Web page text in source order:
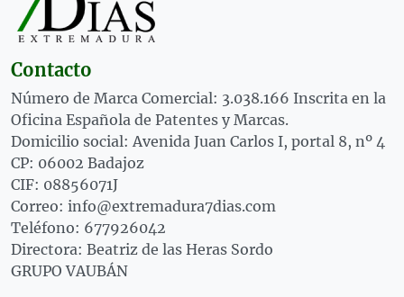
Contacto
Número de Marca Comercial: 3.038.166 Inscrita en la
Oficina Española de Patentes y Marcas.
Domicilio social: Avenida Juan Carlos I, portal 8, nº 4
CP: 06002 Badajoz
CIF: 08856071J
Correo: info@extremadura7dias.com
Teléfono: 677926042
Directora: Beatriz de las Heras Sordo
GRUPO VAUBÁN